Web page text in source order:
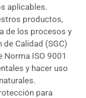
aplicables.
productos,
de los procesos y
Calidad (SGC)
ISO 9001
y hacer uso
para